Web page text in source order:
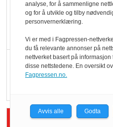
KBS-
Siste artikler -
analyse, for å sammenligne
og for å utvikle og tilby
personvernerklæring.
Vi er med i Fagpressen-
du få relevante annonser på
nettverket basert på
disse nettstedene. En oversikt
Fagpressen.no.
Avvis alle Godta